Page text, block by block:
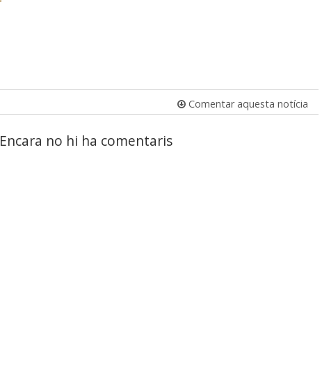
Comentar aquesta notícia
Encara no hi ha comentaris